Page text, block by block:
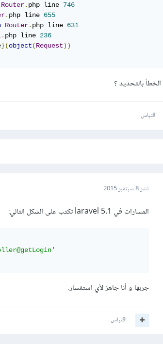
Router. php line 746
. php line 655
Router. php line 631
. php line 236
}(object(Request))
بالتحديد ؟
اقتباس
نشر8 سبتمبر 2015
المسارات في laravel 5.1 تكتب على الشكل التالي:
جربها و أنا جاهز لأي استفسار.
اقتباس